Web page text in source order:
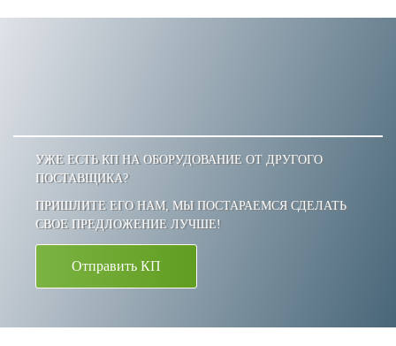
УЖЕ ЕСТЬ КП НА ОБОРУДОВАНИЕ ОТ ДРУГОГО
ПОСТАВЩИКА?
ПРИШЛИТЕ ЕГО НАМ, МЫ ПОСТАРАЕМСЯ СДЕЛАТЬ
СВОЕ ПРЕДЛОЖЕНИЕ ЛУЧШЕ!
Отправить КП